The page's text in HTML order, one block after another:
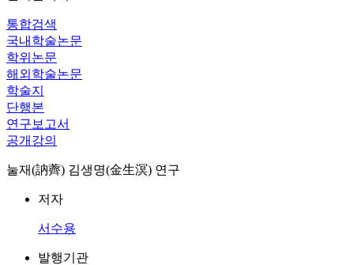
통합검색
국내학술논문
학위논문
해외학술논문
학술지
단행본
연구보고서
공개강의
눌재(訥薺) 김생명(金生溟) 연구
저자
서수용
발행기관